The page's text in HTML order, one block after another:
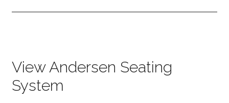
View Andersen Seating
System